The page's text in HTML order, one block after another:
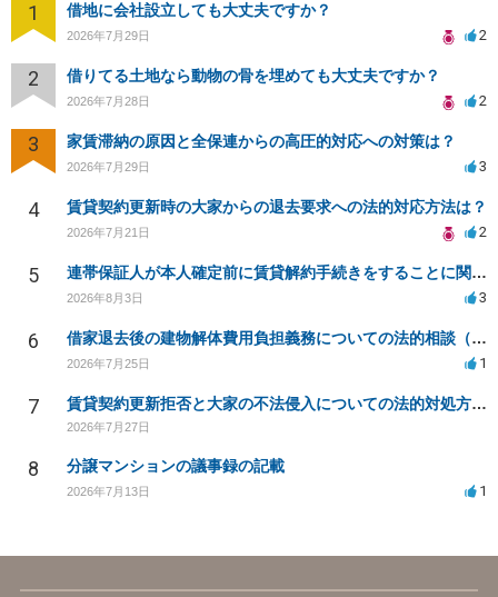
1 借地に会社設立しても大丈夫ですか？
2026年7月29日 2
2 借りてる土地なら動物の骨を埋めても大丈夫ですか？
2026年7月28日 2
3 家賃滞納の原因と全保連からの高圧的対応への対策は？
2026年7月29日 3
4 賃貸契約更新時の大家からの退去要求への法的対応方法は？
2026年7月21日 2
5 連帯保証人が本人確定前に賃貸解約手続きをすることに関して
2026年8月3日 3
6 借家退去後の建物解体費用負担義務についての法的相談（補足説明修正）
2026年7月25日 1
7 賃貸契約更新拒否と大家の不法侵入についての法的対処方法は？
2026年7月27日
8 分譲マンションの議事録の記載
2026年7月13日 1